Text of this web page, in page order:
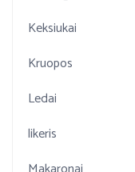
Keksiukai
Kruopos
Ledai
likeris